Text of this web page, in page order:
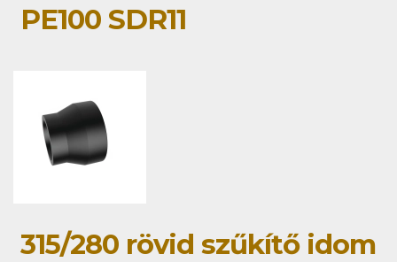
PE100 SDR11
315/280 rövid szűkítő idom